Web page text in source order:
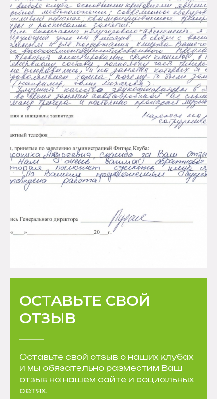
ОСТАВЬТЕ СВОЙ
ОТЗЫВ
Оставьте свой отзыв о наших клубах
и мы обязательно разместим Ваш
отзыв на нашем сайте и социальных
сетях.